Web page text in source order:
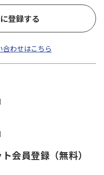
登録する
わせはこちら
会員登録（無料）